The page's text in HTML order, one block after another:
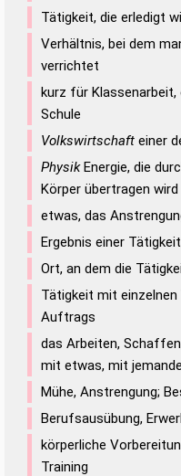
Tätigkeit, die erledigt
Verhältnis, bei dem
verrichtet
kurz für
Schule
Volkswirtschaft einer
PhysikEnergie, die
Körper übertragen wird
etwas, das
Ergebnis einer
Ort, an dem die
Tätigkeit mit
Auftrags
das Arbeiten,
mit etwas, mit
Mühe, Anstrengung;
Berufsausübung,
körperliche
Training